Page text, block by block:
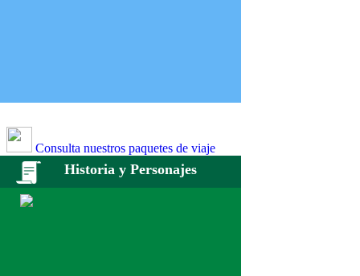
Consulta nuestros paquetes de viaje
Historia y Personajes